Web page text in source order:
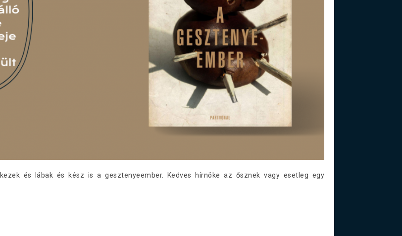
és lábak és kész is a gesztenyeember. Kedves hírnöke az ősznek vagy esetleg egy